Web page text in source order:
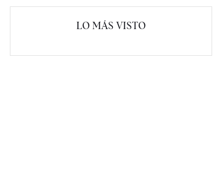
LO MÁS VISTO